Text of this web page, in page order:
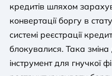
кредитів шляхом
конвертації боргу в
системі реєстрації
блокувалися. Така
інструмент для гнучкої